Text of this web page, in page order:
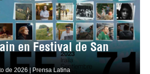
en Festival de San
de 2026 | Prensa Latina